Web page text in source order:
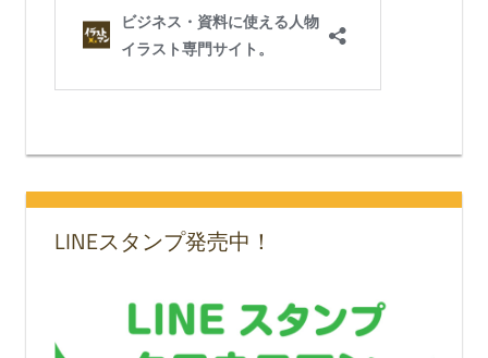
LINEスタンプ発売中！